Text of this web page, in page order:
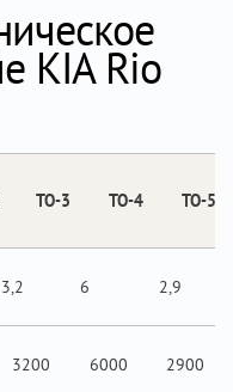
KIA Rio
ТО-3 ТО-4 ТО-5
3,2 6 2,9
3200 6000 2900